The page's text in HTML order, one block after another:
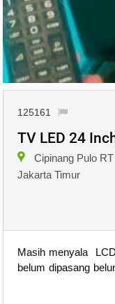
125161
TV LED 24
Cipinang Pulo
Jakarta Timur
Masih menyala
belum dipasang